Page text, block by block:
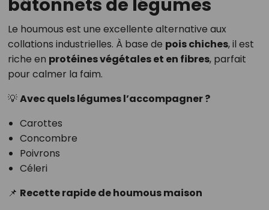
bâtonnets de légumes
Le houmous est une excellente alternative aux
collations industrielles. À base de pois chiches, il est
riche en protéines végétales et en fibres, parfait
pour calmer la faim.
💡Avec quels légumes l’accompagner ?
Carottes
Concombre
Poivrons
Céleri
📌 Recette rapide de houmous maison